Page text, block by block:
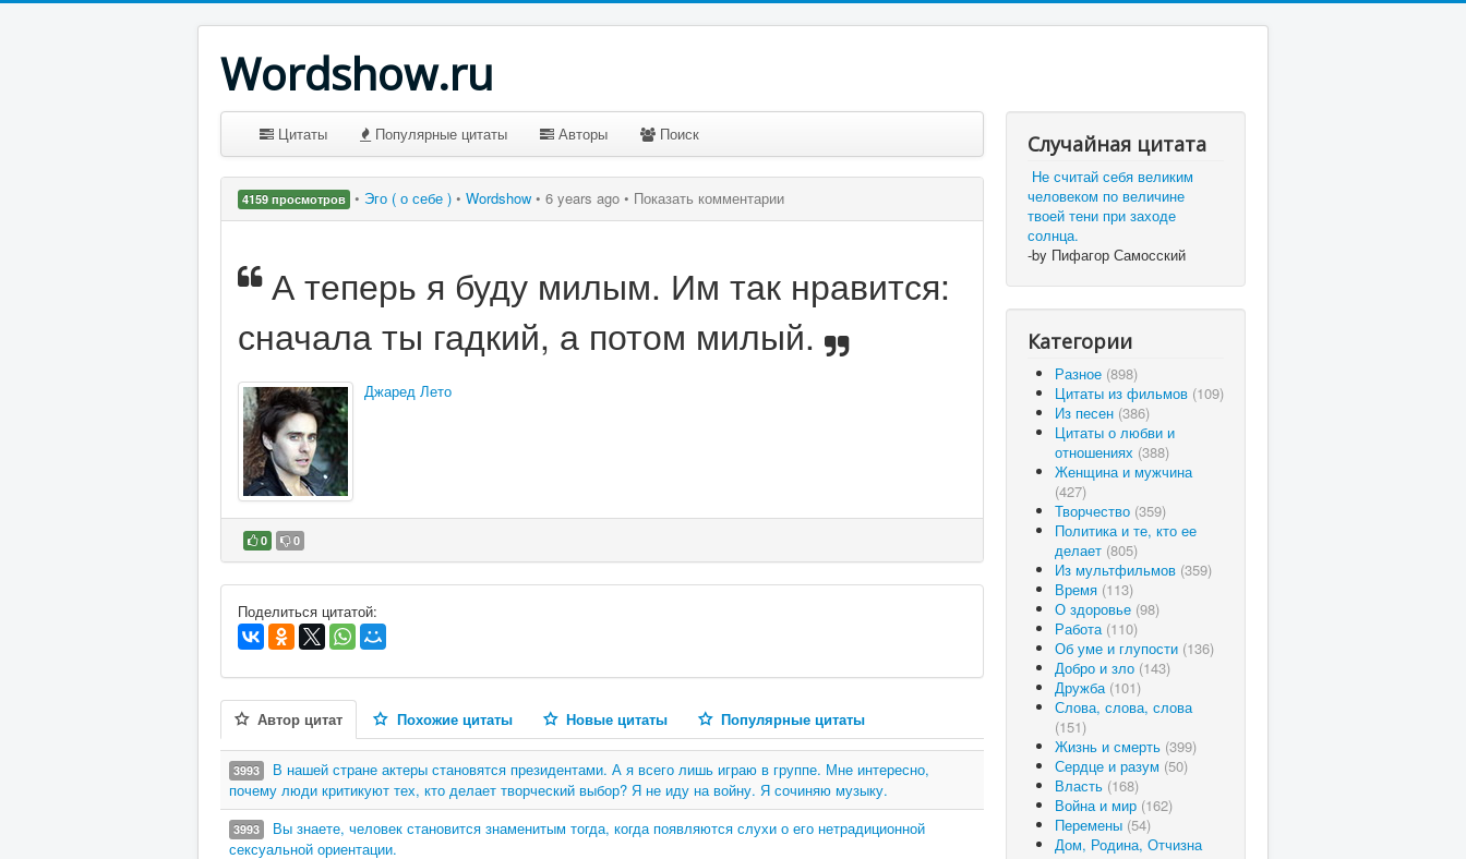
Wordshow.ru
Цитаты Популярные цитаты Авторы Поиск
4159 просмотров • Эго ( о себе ) • Wordshow • 6 years ago • Показать комментарии
А теперь я буду милым. Им так нравится:
сначала ты гадкий, а потом милый.
Джаред Лето
0 0
В избранное
Поделиться цитатой:
Автор цитат Похожие цитаты Новые цитаты Популярные цитаты
3993
В нашей стране актеры становятся президентами. А я всего лишь играю в группе. Мне интересно,
почему люди критикуют тех, кто делает творческий выбор? Я не иду на войну. Я сочиняю музыку.
3993
Вы знаете, человек становится знаменитым тогда, когда появляются слухи о его нетрадиционной
сексуальной ориентации.
Случайная цитата
Не считай себя великим
человеком по величине
твоей тени при заходе
солнца.
-by Пифагор Самосский
Категории
Разное (898)
Цитаты из фильмов (109)
Из песен (386)
Цитаты о любви и
отношениях (388)
Женщина и мужчина
(427)
Творчество (359)
Политика и те, кто ее
делает (805)
Из мультфильмов (359)
Время (113)
О здоровье (98)
Работа (110)
Об уме и глупости (136)
Добро и зло (143)
Дружба (101)
Слова, слова, слова
(151)
Жизнь и смерть (399)
Сердце и разум (50)
Власть (168)
Война и мир (162)
Перемены (54)
Дом, Родина, Отчизна